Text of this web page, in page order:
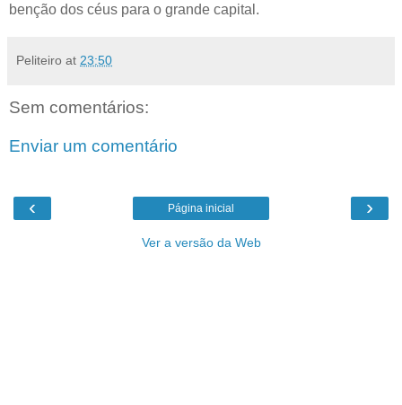
benção dos céus para o grande capital.
Peliteiro at 23:50
Sem comentários:
Enviar um comentário
‹ ›
Página inicial
Ver a versão da Web